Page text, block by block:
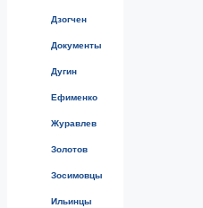
Дзогчен
Документы
Дугин
Ефименко
Журавлев
Золотов
Зосимовцы
Ильинцы